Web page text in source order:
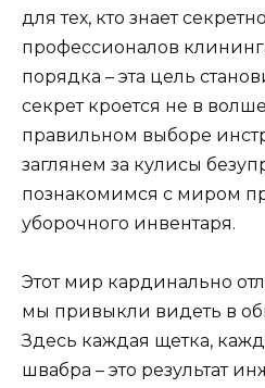
для тех, кто знает
профессионалов
порядка – эта цель
секрет кроется не в
правильном выборе
заглянем за кулисы
познакомимся с миром
уборочного инвентаря.
Этот мир кардинально
мы привыкли видеть в
Здесь каждая щетка,
швабра – это результат